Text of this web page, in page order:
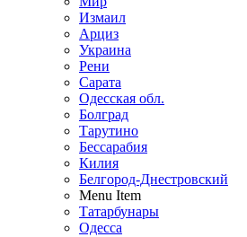
Измаил
Арциз
Украина
Рени
Сарата
Одесская обл.
Болград
Тарутино
Бессарабия
Килия
Белгород-Днестровский
Menu Item
Татарбунары
Одесса